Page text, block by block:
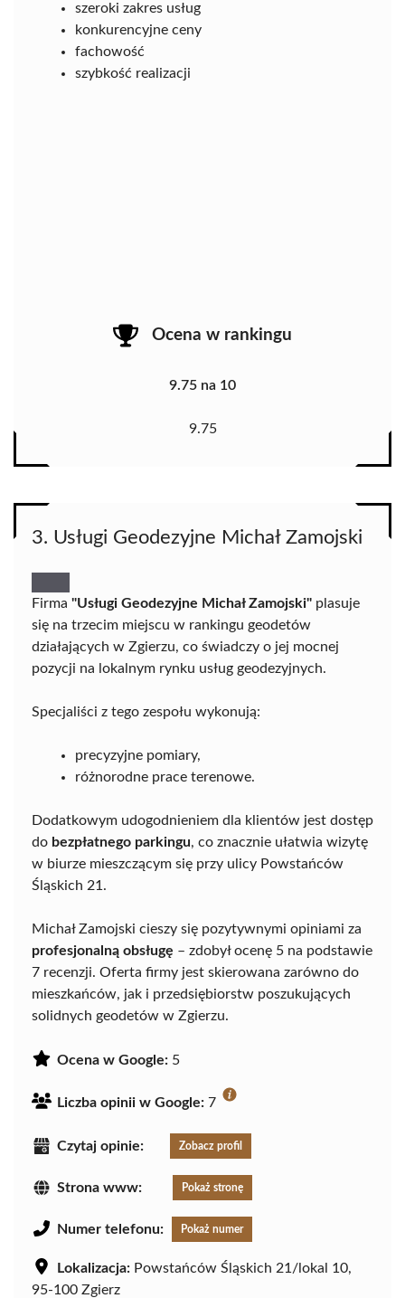
szeroki zakres usług
konkurencyjne ceny
fachowość
szybkość realizacji
Ocena w rankingu
9.75 na 10
9.75
3. Usługi Geodezyjne Michał Zamojski
Firma "Usługi Geodezyjne Michał Zamojski" plasuje
się na trzecim miejscu w rankingu geodetów
działających w Zgierzu, co świadczy o jej mocnej
pozycji na lokalnym rynku usług geodezyjnych.
Specjaliści z tego zespołu wykonują:
precyzyjne pomiary,
różnorodne prace terenowe.
Dodatkowym udogodnieniem dla klientów jest dostęp
do bezpłatnego parkingu, co znacznie ułatwia wizytę
w biurze mieszczącym się przy ulicy Powstańców
Śląskich 21.
Michał Zamojski cieszy się pozytywnymi opiniami za
profesjonalną obsługę – zdobył ocenę 5 na podstawie
7 recenzji. Oferta firmy jest skierowana zarówno do
mieszkańców, jak i przedsiębiorstw poszukujących
solidnych geodetów w Zgierzu.
Ocena w Google: 5
Liczba opinii w Google: 7
Czytaj opinie: Zobacz profil
Strona www: Pokaż stronę
Numer telefonu: Pokaż numer
Lokalizacja: Powstańców Śląskich 21/lokal 10,
95-100 Zgierz